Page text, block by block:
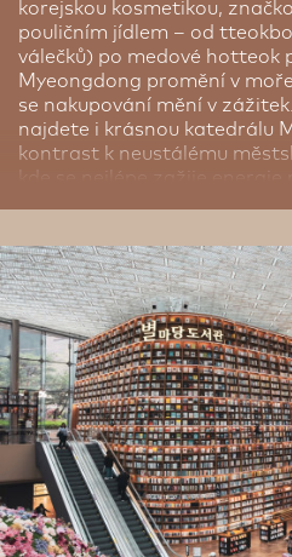
korejskou kosmetikou,
pouličním jídlem – od
válečků) po medové hotteok
Myeongdong promění v
se nakupování mění v
najdete i krásnou katedrálu
kontrast k neustálému
kde se nejlépe zažije